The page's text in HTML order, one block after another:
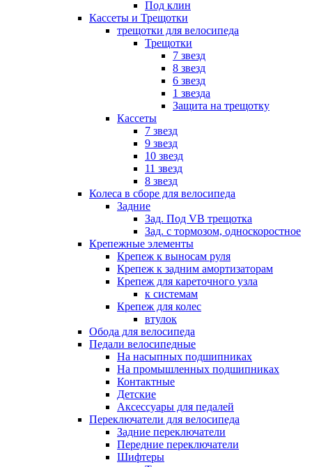
Под клин
Кассеты и Трещотки
трещотки для велосипеда
Трещотки
7 звезд
8 звезд
6 звезд
1 звезда
Защита на трещотку
Кассеты
7 звезд
9 звезд
10 звезд
11 звезд
8 звезд
Колеса в сборе для велосипеда
Задние
Зад. Под VB трещотка
Зад. с тормозом, односкоростное
Крепежные элементы
Крепеж к выносам руля
Крепеж к задним амортизаторам
Крепеж для кареточного узла
к системам
Крепеж для колес
втулок
Обода для велосипеда
Педали велосипедные
На насыпных подшипниках
На промышленных подшипниках
Контактные
Детские
Аксессуары для педалей
Переключатели для велосипеда
Задние переключатели
Передние переключатели
Шифтеры